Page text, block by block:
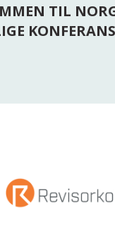
TIL